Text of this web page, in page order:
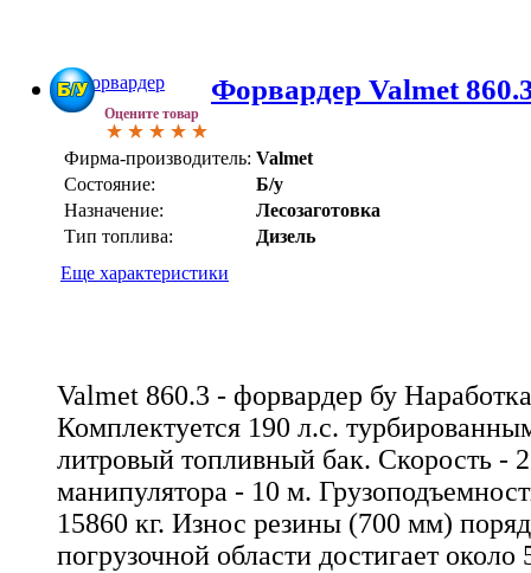
Оцените товар
Форвардер Valmet
Фирма-производитель: Valmet
Состояние:
Б/у
Назначение:
Лесозаготовка
Тип топлива:
Дизель
Еще характеристики
Valmet 860.3 - форвардер бу
Комплектуется 190 л.с.
литровый топливный бак. Скорость -
манипулятора - 10 м.
15860 кг. Износ резины (700 мм)
погрузочной области достигает около